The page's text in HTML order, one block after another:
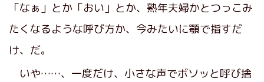
「なぁ」とか「おい」とか、熟年夫婦かとつっこみ
たくなるような呼び方か、今みたいに顎で指すだ
け、だ。
いや……、一度だけ、小さな声でボソッと呼び捨